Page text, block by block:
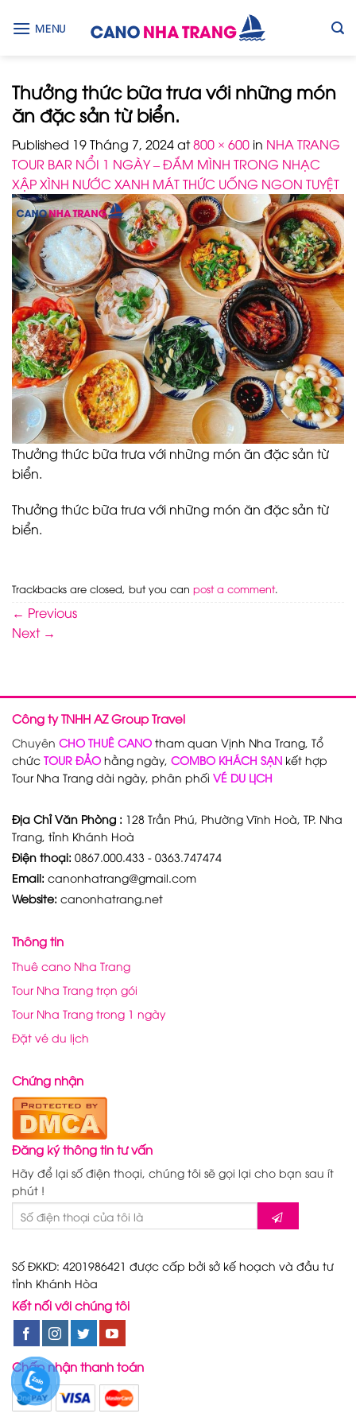
MENU
Thưởng thức bữa trưa với những món
ăn đặc sản từ biển.
Published 19 Tháng 7, 2024at800 × 600 in NHA TRANG
TOUR BAR NỔI 1 NGÀY – ĐẮM MÌNH TRONG NHẠC
XẬP XÌNH NƯỚC XANH MÁT THỨC UỐNG NGON TUYỆT
Thưởng thức bữa trưa với những món ăn đặc sản từ
biển.
Thưởng thức bữa trưa với những món ăn đặc sản từ
biển.
Trackbacks are closed, but you can post a comment.
← Previous
Next →
Công ty TNHH AZ Group Travel
Chuyên CHO THUÊ CANO tham quan Vịnh Nha Trang, Tổ
chức TOUR ĐẢO hằng ngày, COMBO KHÁCH SẠN kết hợp
Tour Nha Trang dài ngày, phân phối VÉ DU LỊCH
Địa Chỉ Văn Phòng : 128 Trần Phú, Phường Vĩnh Hoà, TP. Nha
Trang, tỉnh Khánh Hoà
Điện thoại: 0867.000.433 - 0363.747474
Email: canonhatrang@gmail.com
Website: canonhatrang.net
Thông tin
Thuê cano Nha Trang
Tour Nha Trang trọn gói
Tour Nha Trang trong 1 ngày
Đặt vé du lịch
Chứng nhận
Đăng ký thông tin tư vấn
Hãy để lại số điện thoại, chúng tôi sẽ gọi lại cho bạn sau ít
phút !
Số ĐKKD: 4201986421 được cấp bởi sở kế hoạch và đầu tư
tỉnh Khánh Hòa
Kết nối với chúng tôi
Chấp nhận thanh toán